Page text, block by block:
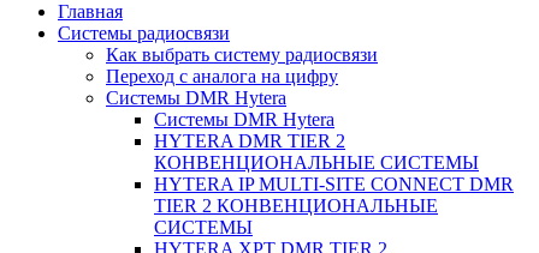
Главная
Системы радиосвязи
Как выбрать систему радиосвязи
Переход с аналога на цифру
Системы DMR Hytera
Системы DMR Hytera
HYTERA DMR TIER 2
КОНВЕНЦИОНАЛЬНЫЕ СИСТЕМЫ
HYTERA IP MULTI-SITE CONNECT DMR
TIER 2 КОНВЕНЦИОНАЛЬНЫЕ
СИСТЕМЫ
HYTERA XPT DMR TIER 2